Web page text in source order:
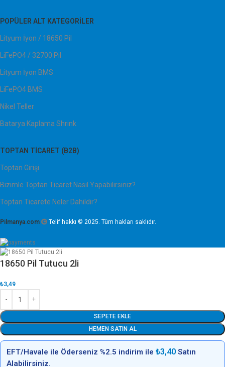
POPÜLER ALT KATEGORILER
Lityum İyon / 18650 Pil
LiFePO4 / 32700 Pil
Lityum İyon BMS
LiFePO4 BMS
Nikel Teller
Batarya Kaplama Shrink
TOPTAN TICARET (B2B)
Toptan Girişi
Bizimle Toptan Ticaret Nasıl Yapabilirsiniz?
Toptan Ticarete Neler Dahildir?
Pilmanya.com Telif hakkı © 2025. Tüm hakları saklıdır.
18650 Pil Tutucu 2li
₺3,49
SEPETE EKLE
HEMEN SATIN AL
EFT/Havale ile Öderseniz %2.5 indirim ile ₺3,40 Satın
Alabilirsiniz.